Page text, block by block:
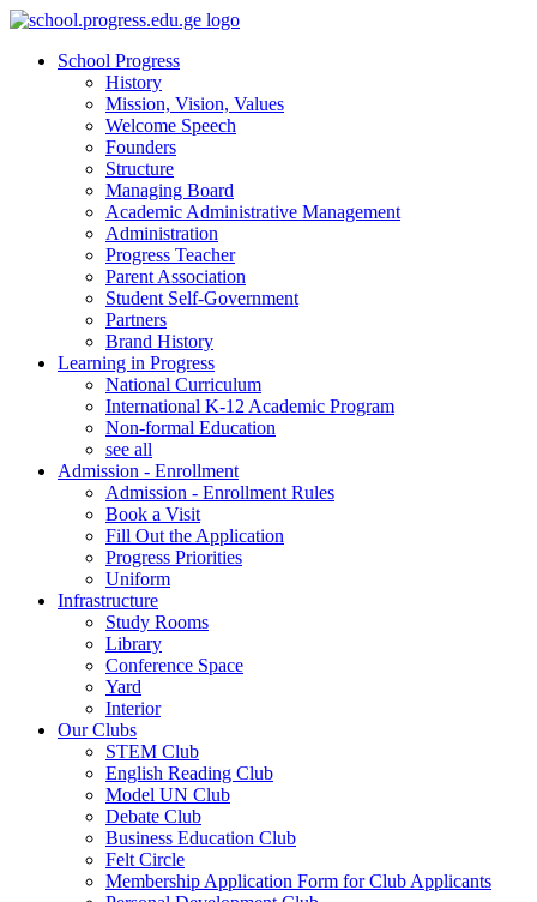
School Progress
History
Mission, Vision, Values
Welcome Speech
Founders
Structure
Managing Board
Academic Administrative Management
Administration
Progress Teacher
Parent Association
Student Self-Government
Partners
Brand History
Learning in Progress
National Curriculum
International K-12 Academic Program
Non-formal Education
see all
Admission - Enrollment
Admission - Enrollment Rules
Book a Visit
Fill Out the Application
Progress Priorities
Uniform
Infrastructure
Study Rooms
Library
Conference Space
Yard
Interior
Our Clubs
STEM Club
English Reading Club
Model UN Club
Debate Club
Business Education Club
Felt Circle
Membership Application Form for Club Applicants